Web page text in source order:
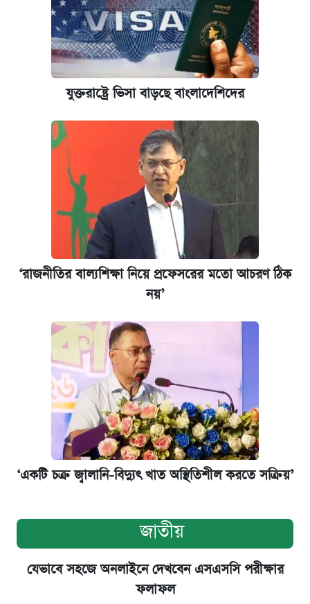
যুক্তরাষ্ট্রে ভিসা বাড়ছে বাংলাদেশিদের
‘রাজনীতির বাল্যশিক্ষা নিয়ে প্রফেসরের মতো আচরণ ঠিক
নয়’
‘একটি চক্র জ্বালানি-বিদ্যুৎ খাত অস্থিতিশীল করতে সক্রিয়’
জাতীয়
যেভাবে সহজে অনলাইনে দেখবেন এসএসসি পরীক্ষার
ফলাফল